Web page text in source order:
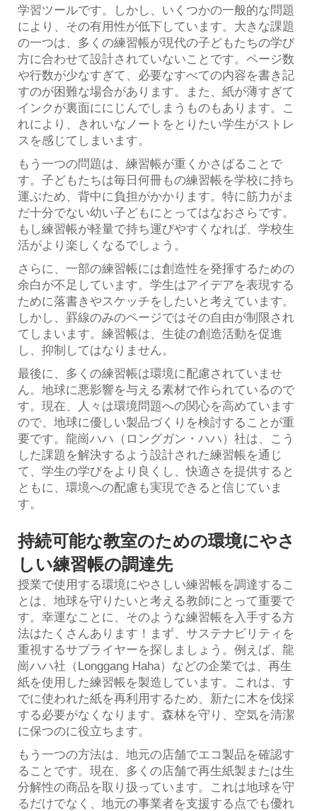
学習ツールです。しかし、いくつかの一般的な問題
により、その有用性が低下しています。大きな課題
の一つは、多くの練習帳が現代の子どもたちの学び
方に合わせて設計されていないことです。ページ数
や行数が少なすぎて、必要なすべての内容を書き記
すのが困難な場合があります。また、紙が薄すぎて
インクが裏面ににじんでしまうものもあります。こ
れにより、きれいなノートをとりたい学生がストレ
スを感じてしまいます。
もう一つの問題は、練習帳が重くかさばることで
す。子どもたちは毎日何冊もの練習帳を学校に持ち
運ぶため、背中に負担がかかります。特に筋力がま
だ十分でない幼い子どもにとってはなおさらです。
もし練習帳が軽量で持ち運びやすくなれば、学校生
活がより楽しくなるでしょう。
さらに、一部の練習帳には創造性を発揮するための
余白が不足しています。学生はアイデアを表現する
ために落書きやスケッチをしたいと考えています。
しかし、罫線のみのページではその自由が制限され
てしまいます。練習帳は、生徒の創造活動を促進
し、抑制してはなりません。
最後に、多くの練習帳は環境に配慮されていませ
ん。地球に悪影響を与える素材で作られているので
す。現在、人々は環境問題への関心を高めています
ので、地球に優しい製品づくりを検討することが重
要です。龍崗ハハ（ロングガン・ハハ）社は、こう
した課題を解決するよう設計された練習帳を通じ
て、学生の学びをより良くし、快適さを提供すると
ともに、環境への配慮も実現できると信じていま
す。
持続可能な教室のための環境にやさ
しい練習帳の調達先
授業で使用する環境にやさしい練習帳を調達するこ
とは、地球を守りたいと考える教師にとって重要で
す。幸運なことに、そのような練習帳を入手する方
法はたくさんあります！まず、サステナビリティを
重視するサプライヤーを探しましょう。例えば、龍
崗ハハ社（Longgang Haha）などの企業では、再生
紙を使用した練習帳を製造しています。これは、す
でに使われた紙を再利用するため、新たに木を伐採
する必要がなくなります。森林を守り、空気を清潔
に保つのに役立ちます。
もう一つの方法は、地元の店舗でエコ製品を確認す
ることです。現在、多くの店舗で再生紙製または生
分解性の商品を取り扱っています。これは地球を守
るだけでなく、地元の事業者を支援する点でも優れ